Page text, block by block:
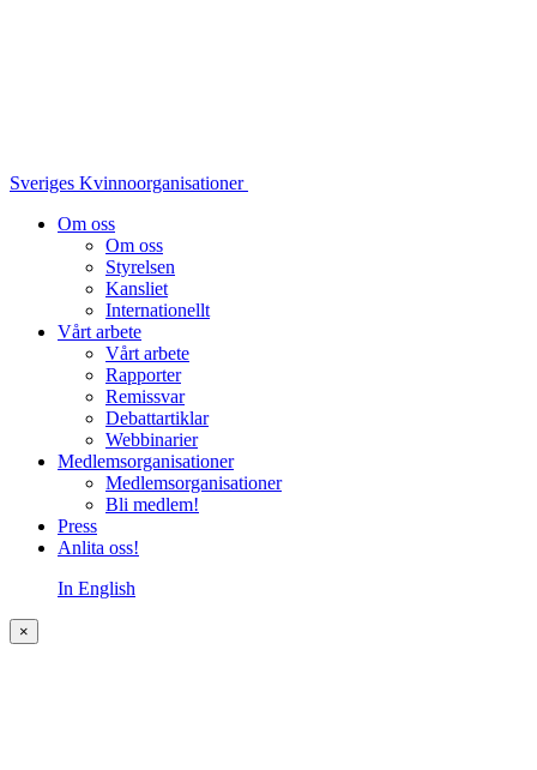
Sveriges Kvinnoorganisationer
Om oss
Om oss
Styrelsen
Kansliet
Internationellt
Vårt arbete
Vårt arbete
Rapporter
Remissvar
Debattartiklar
Webbinarier
Medlemsorganisationer
Medlemsorganisationer
Bli medlem!
Press
Anlita oss!
In English
×